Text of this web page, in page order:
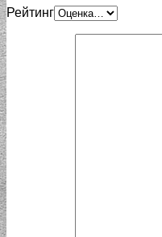
Рейтинг